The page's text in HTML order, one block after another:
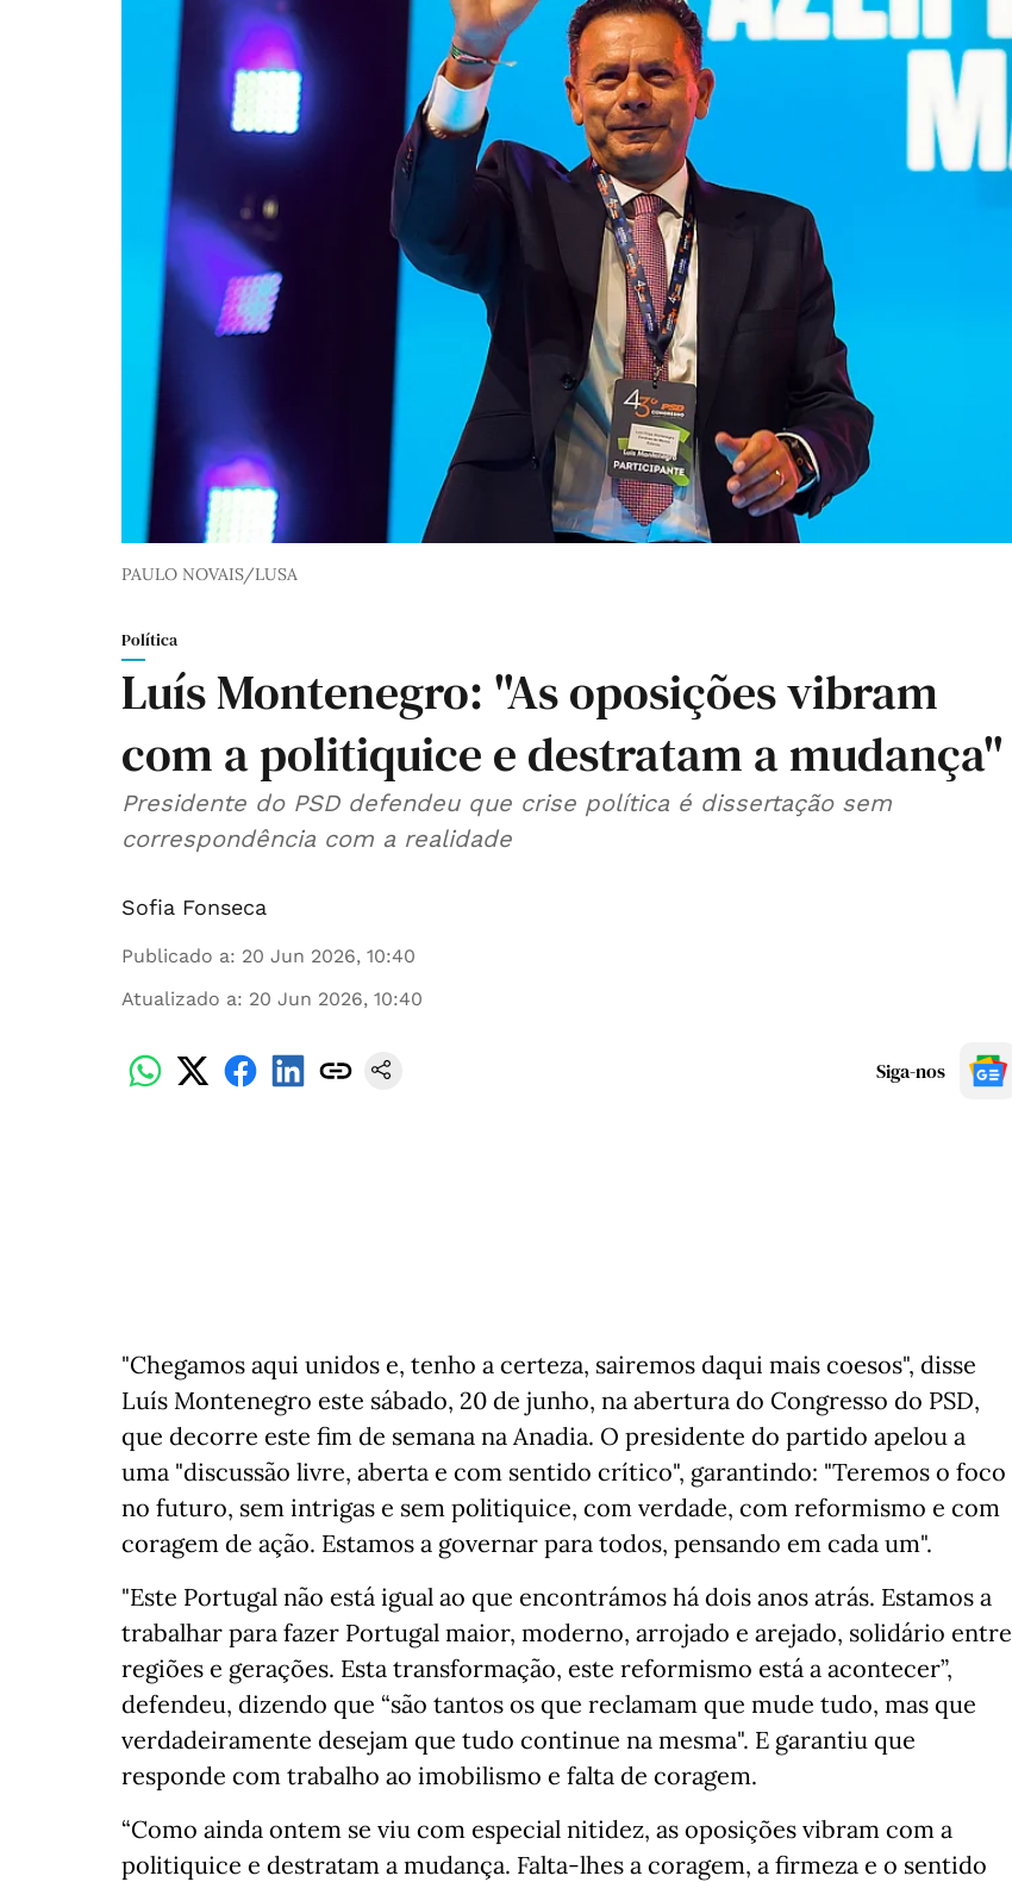
PAULO NOVAIS/LUSA
Política
Luís Montenegro: "As oposições vibram
com a politiquice e destratam a mudança"
Presidente do PSD defendeu que crise política é dissertação sem
correspondência com a realidade
Sofia Fonseca
Publicado a: 20 Jun 2026, 10:40
Atualizado a: 20 Jun 2026, 10:40
Siga-nos
"Chegamos aqui unidos e, tenho a certeza, sairemos daqui mais coesos", disse
Luís Montenegro este sábado, 20 de junho, na abertura do Congresso do PSD,
que decorre este fim de semana na Anadia. O presidente do partido apelou a
uma "discussão livre, aberta e com sentido crítico", garantindo: "Teremos o foco
no futuro, sem intrigas e sem politiquice, com verdade, com reformismo e com
coragem de ação. Estamos a governar para todos, pensando em cada um".
"Este Portugal não está igual ao que encontrámos há dois anos atrás. Estamos a
trabalhar para fazer Portugal maior, moderno, arrojado e arejado, solidário entre
regiões e gerações. Esta transformação, este reformismo está a acontecer”,
defendeu, dizendo que “são tantos os que reclamam que mude tudo, mas que
verdadeiramente desejam que tudo continue na mesma". E garantiu que
responde com trabalho ao imobilismo e falta de coragem.
“Como ainda ontem se viu com especial nitidez, as oposições vibram com a
politiquice e destratam a mudança. Falta-lhes a coragem, a firmeza e o sentido